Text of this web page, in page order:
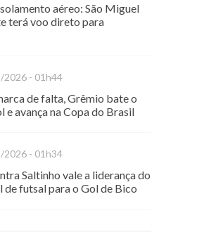
aéreo: São Miguel
terá voo direto para
2026 - 01h44
de falta, Grêmio bate o
e avança na Copa do Brasil
2026 - 01h34
Saltinho vale a liderança do
de futsal para o Gol de Bico